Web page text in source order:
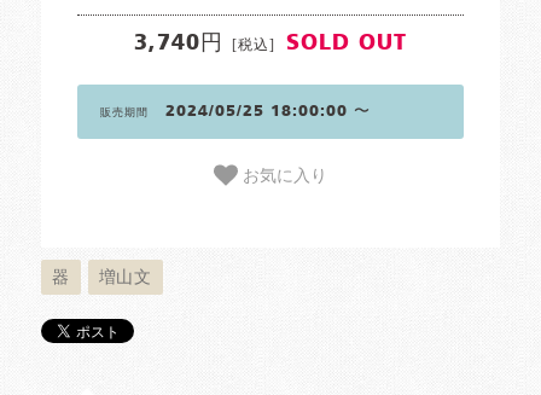
3,740円 [税込] SOLD OUT
販売期間 2024/05/25 18:00:00 〜
お気に入り
器 増山文